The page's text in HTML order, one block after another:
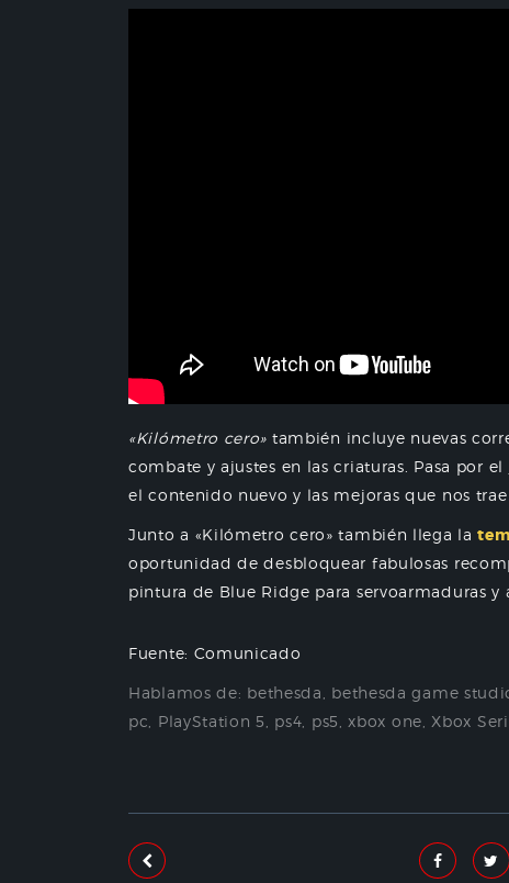
«Kilómetro cero» también incluye nuevas
combate y ajustes en las criaturas. Pasa por el
el contenido nuevo y las mejoras que nos trae
Junto a «Kilómetro cero» también llega la
oportunidad de desbloquear fabulosas
pintura de Blue Ridge para servoarmaduras y
Fuente: Comunicado
Hablamos de: bethesda bethesda game
pc
PlayStation 5 ps4 ps5 xbox one Xbox